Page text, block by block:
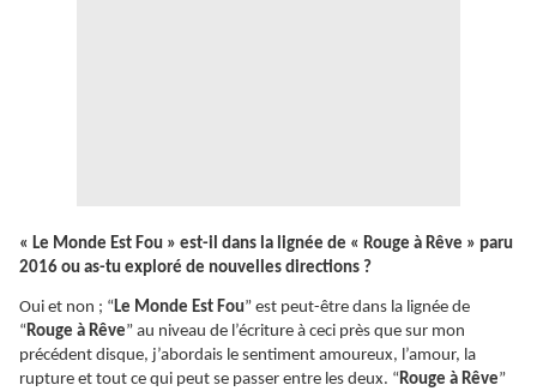
« Le Monde Est Fou » est-il dans la lignée de « Rouge à Rêve » paru
2016 ou as-tu exploré de nouvelles directions ?
Oui et non ; “Le Monde Est Fou” est peut-être dans la lignée de
“Rouge à Rêve” au niveau de l’écriture à ceci près que sur mon
précédent disque, j’abordais le sentiment amoureux, l’amour, la
rupture et tout ce qui peut se passer entre les deux. “Rouge à Rêve”